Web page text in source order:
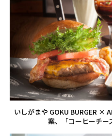
いしがまや GOKU BURGER ×
案、「コーヒーチー